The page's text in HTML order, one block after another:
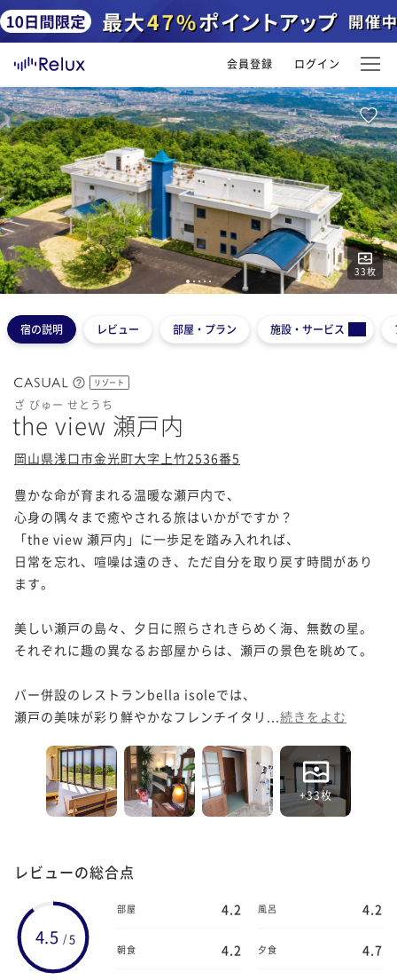
会員登録 ログイン
33枚
12 345
宿の説明 レビュー 部屋・プラン 施設・サービス
リゾート
ざ びゅー せとうち
the view 瀬戸内
岡山県浅口市金光町大字上竹2536番5
豊かな命が育まれる温暖な瀬戸内で、
心身の隅々まで癒やされる旅はいかがですか？
「the view 瀬戸内」に一歩足を踏み入れれば、
日常を忘れ、喧噪は遠のき、ただ自分を取り戻す時間があり
ます。
美しい瀬戸の島々、夕日に照らされきらめく海、無数の星。
それぞれに趣の異なるお部屋からは、瀬戸の景色を眺めて。
バー併設のレストランbella isoleでは、
瀬戸の美味が彩り鮮やかなフレンチイタリ... 続きをよむ
+33枚
レビューの総合点
4.5 /5
部屋 4.2 風呂 4.2
朝食 4.2 夕食 4.7